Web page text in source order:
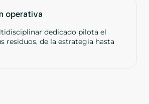
operativa
dedicado pilota el
residuos, de la estrategia hasta